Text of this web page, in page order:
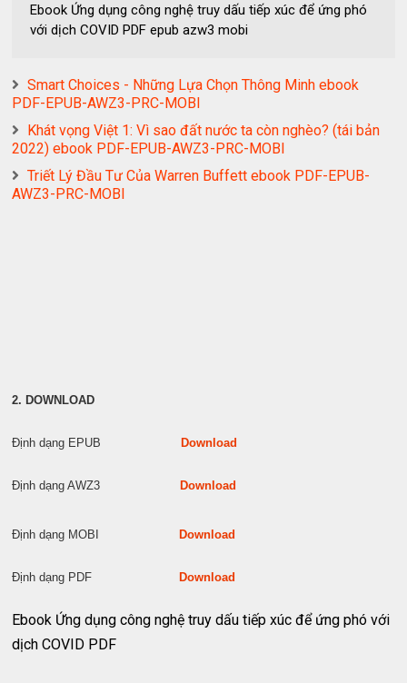
Ebook Ứng dụng công nghệ truy dấu tiếp xúc để ứng phó
với dịch COVID PDF epub azw3 mobi
Smart Choices - Những Lựa Chọn Thông Minh ebook
PDF-EPUB-AWZ3-PRC-MOBI
Khát vọng Việt 1: Vì sao đất nước ta còn nghèo? (tái bản
2022) ebook PDF-EPUB-AWZ3-PRC-MOBI
Triết Lý Đầu Tư Của Warren Buffett ebook PDF-EPUB-
AWZ3-PRC-MOBI
2. DOWNLOAD
Định dạng EPUBDownload
Định dạng AWZ3Download
Định dạng MOBIDownload
Định dạng PDFDownload
Ebook Ứng dụng công nghệ truy dấu tiếp xúc để ứng phó với
dịch COVID PDF